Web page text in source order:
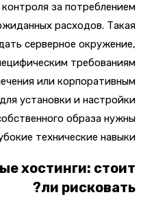
контроля за
неожиданных расходов.
создать серверное
специфическим
или
для установки и
из собственного образа
глубокие технические
хостинги:
ли